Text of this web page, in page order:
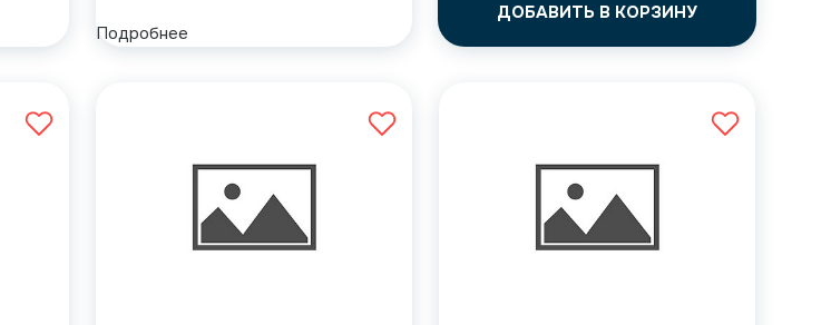
Подробнее
ДОБАВИТЬ В КОРЗИНУ